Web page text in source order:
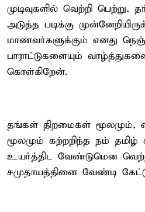
முடிவுகளில் வெற்றி பெற்று,
அடுத்த படிக்கு
மாணவர்களுக்கும் எனது
பாராட்டுகளையும்
கொள்கிறேன்.
தங்கள் திறமைகள் மூலமும்,
மூலமும் கற்றறிந்த நம்
உயர்த்திட வேண்டுமென
சமுதாயத்தினை வேண்டி